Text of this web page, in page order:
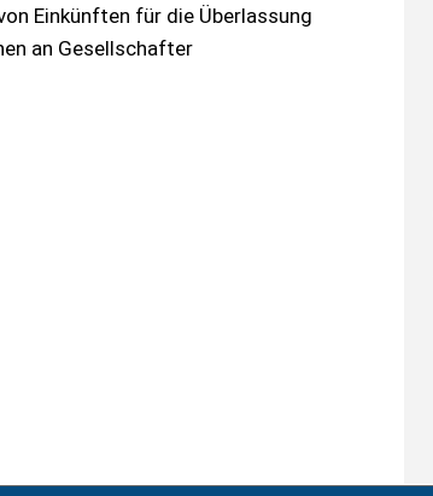
Einkünften für die Überlassung
an Gesellschafter